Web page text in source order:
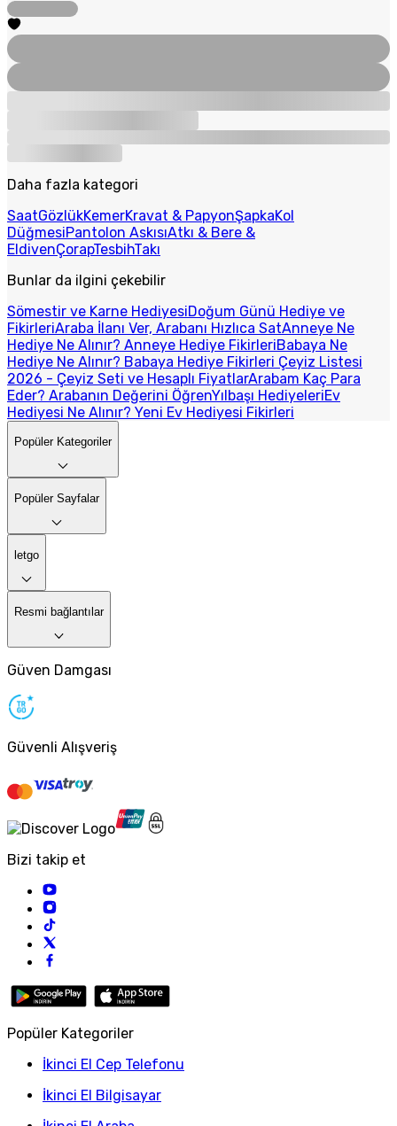
Daha fazla kategori
SaatGözlükKemerKravat & PapyonŞapkaKol
DüğmesiPantolon AskısıAtkı & Bere &
EldivenÇorapTesbihTakı
Bunlar da ilgini çekebilir
Sömestir ve Karne HediyesiDoğum Günü Hediye ve
FikirleriAraba İlanı Ver, Arabanı Hızlıca SatAnneye Ne
Hediye Ne Alınır? Anneye Hediye FikirleriBabaya Ne
Hediye Ne Alınır? Babaya Hediye Fikirleri Çeyiz Listesi
2026 - Çeyiz Seti ve Hesaplı FiyatlarArabam Kaç Para
Eder? Arabanın Değerini ÖğrenYılbaşı HediyeleriEv
Hediyesi Ne Alınır? Yeni Ev Hediyesi Fikirleri
Popüler Kategoriler
Popüler Sayfalar
letgo
Resmi bağlantılar
Güven Damgası
Güvenli Alışveriş
Bizi takip et
Popüler Kategoriler
İkinci El Cep Telefonu
İkinci El Bilgisayar